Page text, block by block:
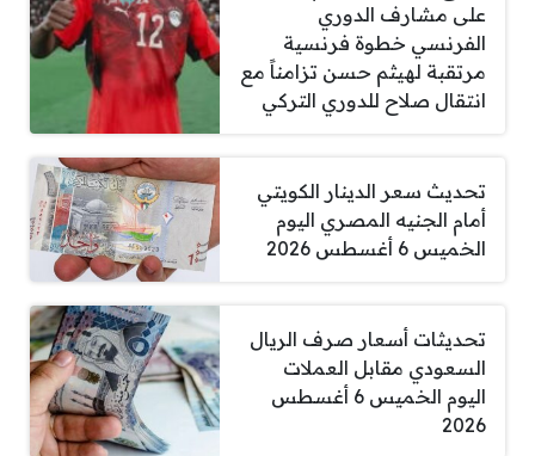
على مشارف الدوري
الفرنسي خطوة فرنسية
مرتقبة لهيثم حسن تزامناً مع
انتقال صلاح للدوري التركي
تحديث سعر الدينار الكويتي
أمام الجنيه المصري اليوم
الخميس 6 أغسطس 2026
تحديثات أسعار صرف الريال
السعودي مقابل العملات
اليوم الخميس 6 أغسطس
2026